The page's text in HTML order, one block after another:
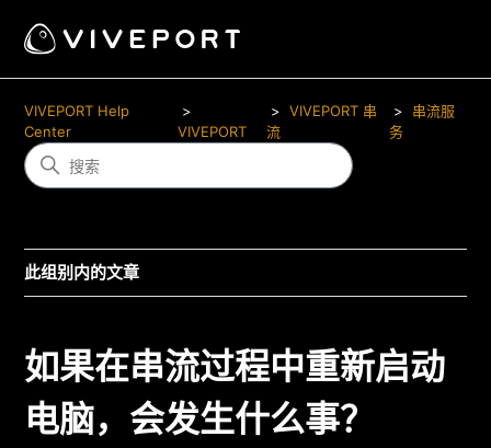
VIVEPORT Help
Center
VIVEPORT
VIVEPORT 串
流
串流服
务
此组别内的文章
如果在串流过程中重新启动
电脑，会发生什么事？